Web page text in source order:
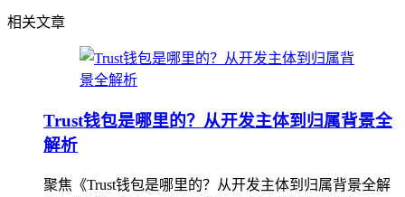
相关文章
Trust钱包是哪里的？从开发主体到归属背景全
解析
聚焦《Trust钱包是哪里的？从开发主体到归属背景全解